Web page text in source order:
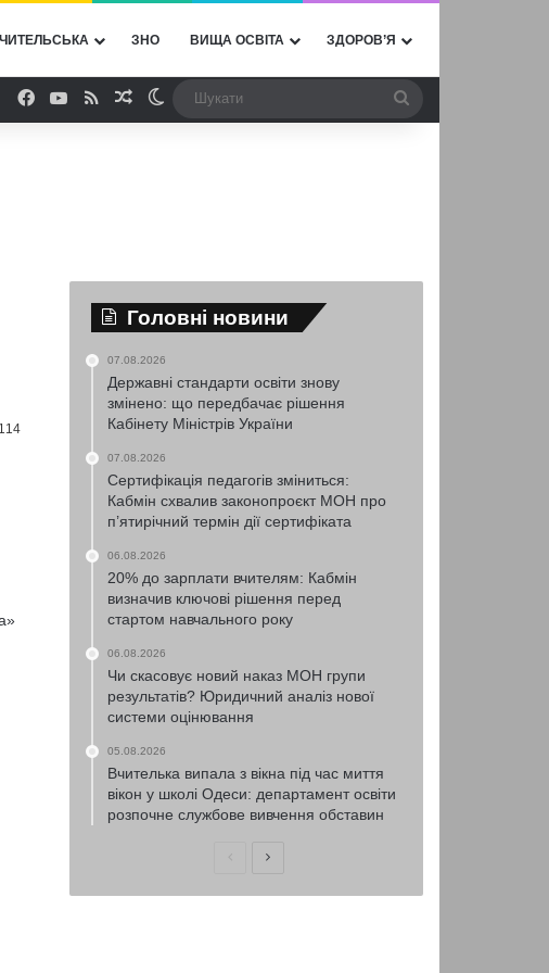
ЗНО ВИЩА ОСВІТА ЗДОРОВ’Я
Facebook
YouTube
RSSВипадкова стаття
Switch skin
114
Головні новини
07.08.2026
Державні стандарти освіти знову
змінено: що передбачає рішення
Кабінету Міністрів України
07.08.2026
Сертифікація педагогів зміниться:
Кабмін схвалив законопроєкт МОН про
п’ятирічний термін дії сертифіката
06.08.2026
20% до зарплати вчителям: Кабмін
визначив ключові рішення перед
стартом навчального року
06.08.2026
Чи скасовує новий наказ МОН групи
результатів? Юридичний аналіз нової
системи оцінювання
05.08.2026
Вчителька випала з вікна під час миття
вікон у школі Одеси: департамент освіти
розпочне службове вивчення обставин
ПопередняНаступна